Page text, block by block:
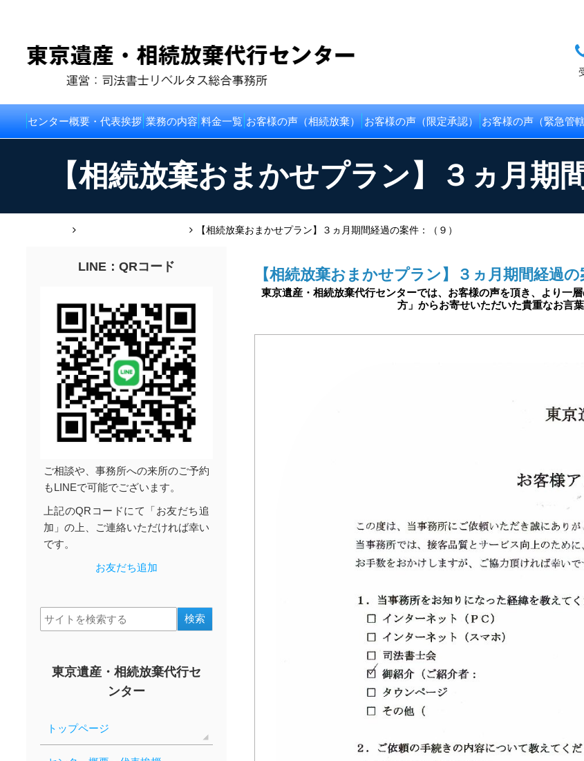
センター概要・代表挨拶 業務の内容 料金一覧 お客様の声（相続放棄） お客様の声（限定承認） お客様の声（緊急管
【相続放棄おまかせプラン】３ヵ月期
【相続放棄おまかせプラン】３ヵ月期間経過の案件：（９）
【相続放棄おまかせプラン】３ヵ月期間経過の
東京遺産・相続放棄代行センターでは、お客様の声を頂き、より一
方」からお寄せいただいた貴重なお言
LINE：QRコード
ご相談や、事務所への来所のご予約
もLINEで可能でございます。
上記のQRコードにて「お友だち追
加」の上、ご連絡いただければ幸い
です。
お友だち追加
東京遺産・相続放棄代行セ
ンター
トップページ